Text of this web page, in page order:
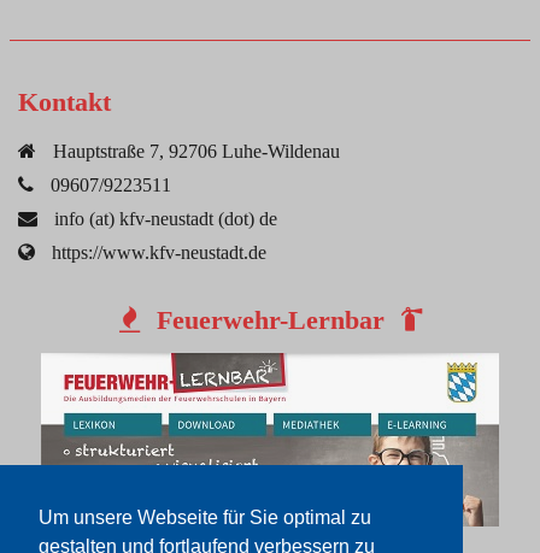
Um unsere Webseite für Sie optimal zu
gestalten und fortlaufend verbessern zu
Kontakt
Hauptstraße 7, 92706 Luhe-Wildenau
09607/9223511
info (at) kfv-neustadt (dot) de
https://www.kfv-neustadt.de
Feuerwehr-Lernbar